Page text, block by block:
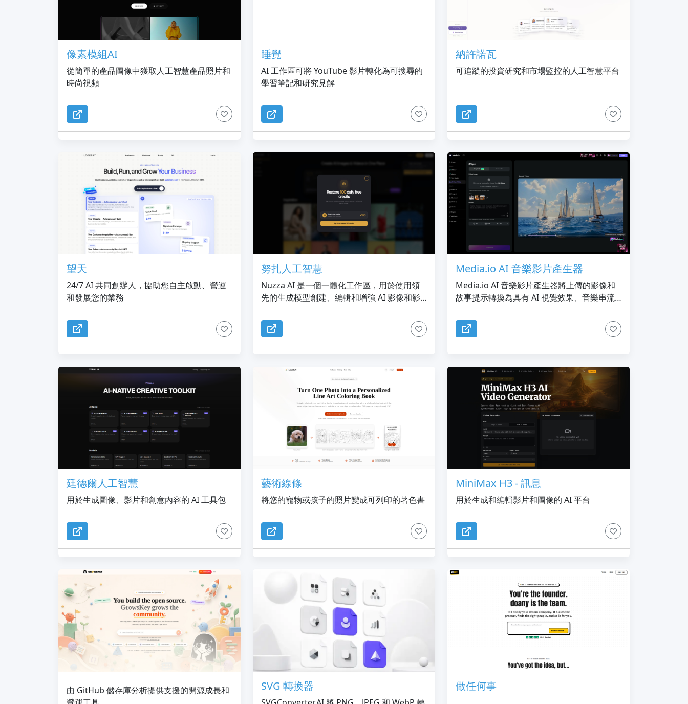
像素模組AI
從簡單的產品圖像中獲取人工智慧產品照片和
時尚視頻
睡覺
AI 工作區可將 YouTube 影片轉化為可搜尋的
學習筆記和研究見解
納許諾瓦
可追蹤的投資研究和市場監控的人工智慧平台
望天
24/7 AI 共同創辦人，協助您自主啟動、營運
和發展您的業務
努扎人工智慧
Nuzza AI 是一個一體化工作區，用於使用領
先的生成模型創建、編輯和增強 AI 影像和影
Media.io AI 音樂影片產生器
Media.io AI 音樂影片產生器將上傳的影像和
故事提示轉換為具有 AI 視覺效果、音樂串流
廷德爾人工智慧
用於生成圖像、影片和創意內容的 AI 工具包
藝術線條
將您的寵物或孩子的照片變成可列印的著色書
MiniMax H3 - 訊息
用於生成和編輯影片和圖像的 AI 平台
由 GitHub 儲存庫分析提供支援的開源成長和
SVG 轉換器 做任何事